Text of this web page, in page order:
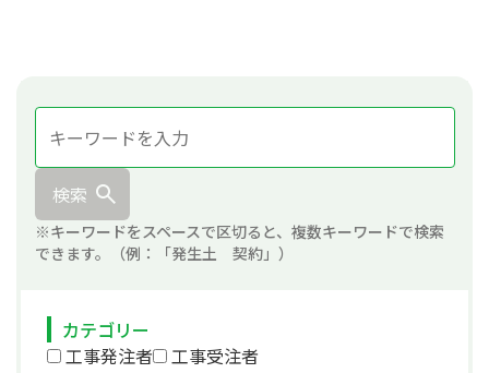
検索
※キーワードをスペースで区切ると、複数キーワードで検索
できます。（例：「発生土 契約」）
カテゴリー
工事発注者
工事受注者